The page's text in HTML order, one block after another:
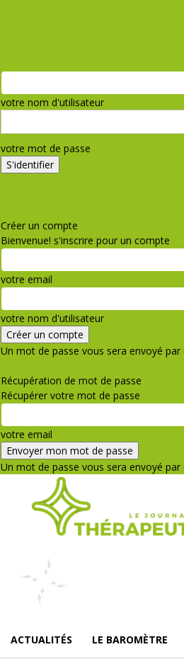
votre nom d'utilisateur
votre mot de passe
Créer un compte
Bienvenue! s'inscrire pour un compte
votre email
votre nom d'utilisateur
Un mot de passe vous sera envoyé par
Récupération de mot de passe
Récupérer votre mot de passe
votre email
Un mot de passe vous sera envoyé par
ACTUALITÉS LE BAROMÈTRE